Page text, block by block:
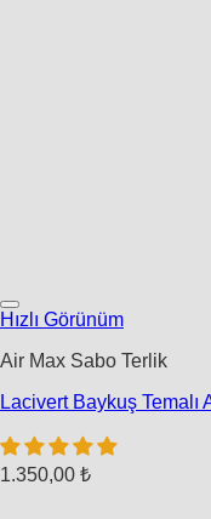
Hızlı Görünüm
Air Max Sabo Terlik
Lacivert Baykuş Temalı
1.350,00 ₺